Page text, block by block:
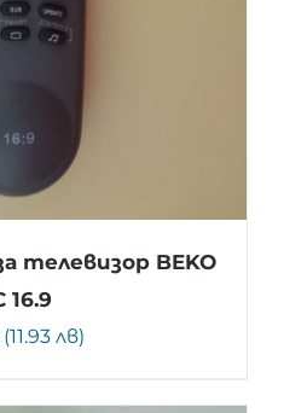
телевизор BEKO
16.9
лв)